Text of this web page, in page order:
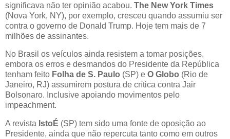
significava não ter opinião acabou. The New York Times
(Nova York, NY), por exemplo, cresceu quando assumiu ser
contra o governo de Donald Trump. Hoje tem mais de 7
milhões de assinantes.
No Brasil os veículos ainda resistem a tomar posições,
embora os erros e desmandos do Presidente da República
tenham feito Folha de S. Paulo (SP) e O Globo (Rio de
Janeiro, RJ) assumirem postura de crítica contra Jair
Bolsonaro. Inclusive apoiando movimentos pelo
impeachment.
A revista IstoÉ (SP) tem sido uma fonte de oposição ao
Presidente, ainda que não repercuta tanto como em outros